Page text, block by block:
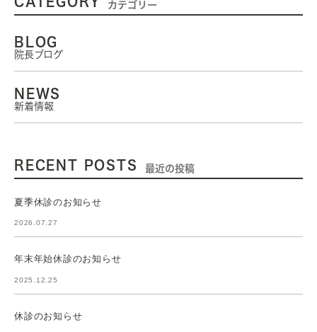
カテゴリー
BLOG
院長ブログ
NEWS
新着情報
RECENT POSTS 最近の投稿
夏季休診のお知らせ
2026.07.27
年末年始休診のお知らせ
2025.12.25
休診のお知らせ